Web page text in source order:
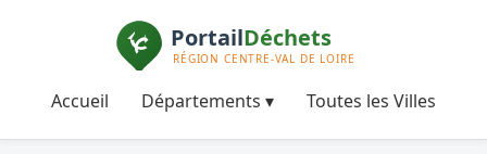
Accueil Départements ▾ Toutes les Villes